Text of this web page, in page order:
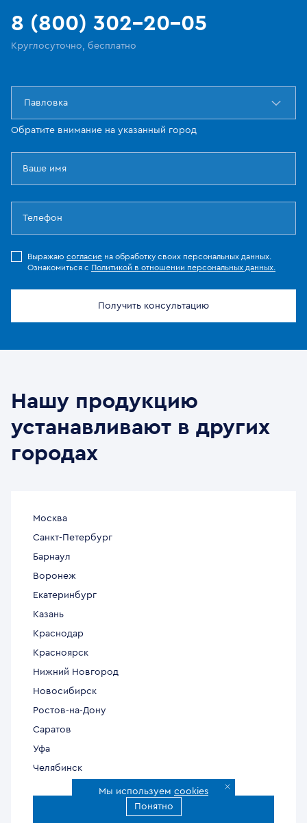
8 (800) 302-20-05
Круглосуточно, бесплатно
Павловка
Обратите внимание на указанный город
Выражаю согласие на обработку своих персональных данных.
Ознакомиться с Политикой в отношении персональных данных.
Получить консультацию
Нашу продукцию
устанавливают в других
городах
Москва
Санкт-Петербург
Барнаул
Воронеж
Екатеринбург
Казань
Краснодар
Красноярск
Нижний Новгород
Новосибирск
Ростов-на-Дону
Саратов
Уфа
Челябинск
Все города доставки
Мы используем cookies
Понятно